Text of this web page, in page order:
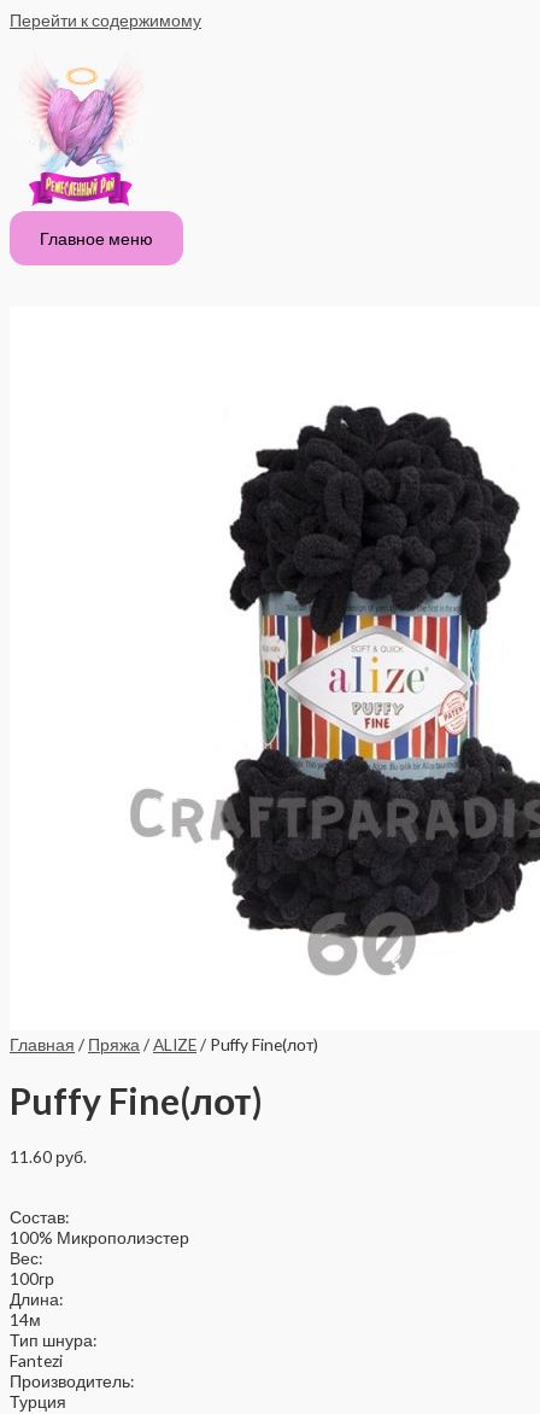
Перейти к содержимому
Главное меню
Главная / Пряжа /ALIZE/ Puffy Fine(лот)
Puffy Fine(лот)
11.60 руб.
Состав:
100% Микрополиэстер
Вес:
100гр
Длина:
14м
Тип шнура:
Fantezi
Производитель:
Турция